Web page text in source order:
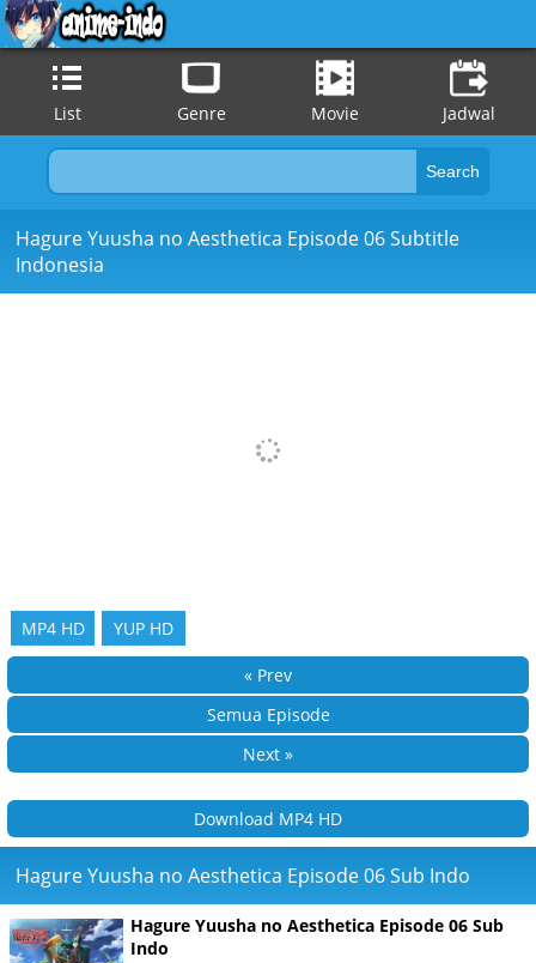
List Genre Movie Jadwal
Hagure Yuusha no Aesthetica Episode 06 Subtitle
Indonesia
MP4 HD YUP HD
« Prev
Semua Episode
Next »
Download MP4 HD
Hagure Yuusha no Aesthetica Episode 06 Sub Indo
Hagure Yuusha no Aesthetica Episode 06 Sub
Indo